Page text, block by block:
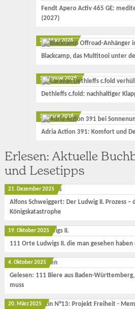
Fendt Apero Activ 465 GE:
(2027)
23. März 2026
Blackcamp, das Multitool unter
17. Januar 2026
Dethleffs c.fold: nachhaltiger
3. Januar 2026
Adria Action 391: Komfort und
Erlesen: Aktuelle
und Lesetipps
21. Dezember 2025
Alfons Schweiggert: Der Ludwig II. Prozess –
Königskatastrophe
19. Oktober 2025
111 Orte Ludwigs II. die man gesehen haben
4. Oktober 2025
Gelesen: 111 Biere aus Baden-
muss
20. März 2025